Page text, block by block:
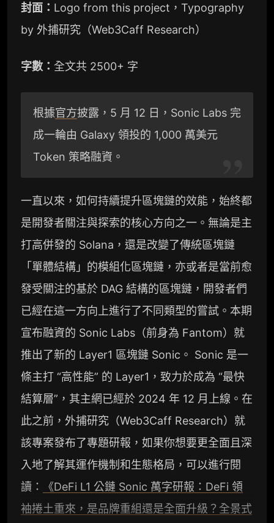
封面： Logo from this project，Typography
by 外捕研究（Web3Caff Research）
字數： 全文共 2500+ 字
根據官方披露，5 月 12 日，Sonic Labs 完
成一輪由 Galaxy 領投的 1,000 萬美元
Token 策略融資。
一直以來，如何持續提升區塊鏈的效能，始終都
是開發者關注與探索的核心方向之一。無論是主
打高併發的 Solana，還是改變了傳統區塊鏈
「單體結構」的模組化區塊鏈，亦或者是當前愈
發受關注的基於 DAG 結構的區塊鏈，開發者們
已經在這一方向上進行了不同類型的嘗試。本期
宣布融資的 Sonic Labs（前身為 Fantom）就
推出了新的 Layer1 區塊鏈 Sonic。 Sonic 是一
條主打 “高性能” 的 Layer1，致力於成為 “最快
結算層”，其主網已經於 2024 年 12 月上線。在
此之前，外捕研究（Web3Caff Research）就
該專案發布了專題研報，如果你想要更全面且深
入地了解其運作機制和生態格局，可以進行閱
讀：
《DeFi L1 公鏈 Sonic 萬字研報：DeFi 領
袖捲土重來，是品牌重組還是全面升級？全景式